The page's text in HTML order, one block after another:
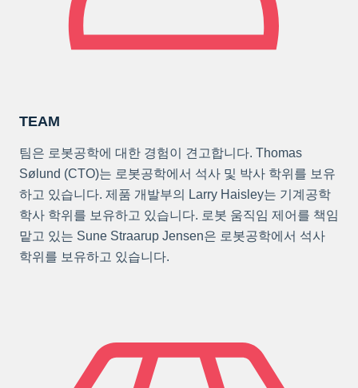
TEAM
팀은 로봇공학에 대한 경험이 견고합니다. Thomas
Sølund (CTO)는 로봇공학에서 석사 및 박사 학위를 보유
하고 있습니다. 제품 개발부의 Larry Haisley는 기계공학
학사 학위를 보유하고 있습니다. 로봇 움직임 제어를 책임
맡고 있는 Sune Straarup Jensen은 로봇공학에서 석사
학위를 보유하고 있습니다.